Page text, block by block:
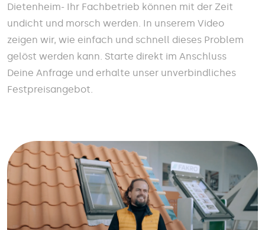
Dietenheim- Ihr Fachbetrieb können mit der Zeit
undicht und morsch werden. In unserem Video
zeigen wir, wie einfach und schnell dieses Problem
gelöst werden kann. Starte direkt im Anschluss
Deine Anfrage und erhalte unser unverbindliches
Festpreisangebot.